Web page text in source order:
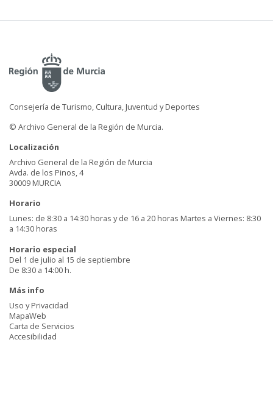
Consejería de Turismo, Cultura, Juventud y Deportes
© Archivo General de la Región de Murcia.
Localización
Archivo General de la Región de Murcia
Avda. de los Pinos, 4
30009 MURCIA
Horario
Lunes: de 8:30 a 14:30 horas y de 16 a 20 horas Martes a Viernes: 8:30
a 14:30 horas
Horario especial
Del 1 de julio al 15 de septiembre
De 8:30 a 14:00 h.
Más info
Uso y Privacidad
MapaWeb
Carta de Servicios
Accesibilidad